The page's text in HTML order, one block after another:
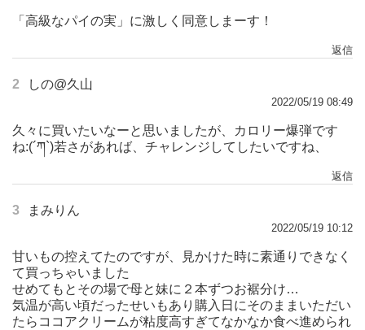
「高級なパイの実」に激しく同意しまーす！
返信
2 しの@久山
2022/05/19 08:49
久々に買いたいなーと思いましたが、カロリー爆弾です
ね:(´ཀ`)若さがあれば、チャレンジしてしたいですね、
返信
3 まみりん
2022/05/19 10:12
甘いもの控えてたのですが、見かけた時に素通りできなく
て買っちゃいました
せめてもとその場で母と妹に２本ずつお裾分け…
気温が高い頃だったせいもあり購入日にそのままいただい
たらココアクリームが粘度高すぎてなかなか食べ進められ